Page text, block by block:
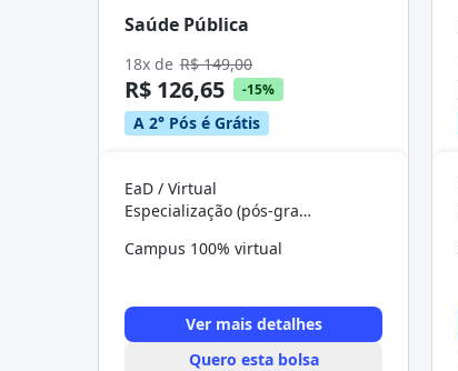
Saúde Pública
18x de R$ 149,00
R$ 126,65 -15%
A 2° Pós é Grátis
EaD / Virtual
Especialização (pós-graduação)
Campus 100% virtual
Ver mais detalhes
Quero esta bolsa